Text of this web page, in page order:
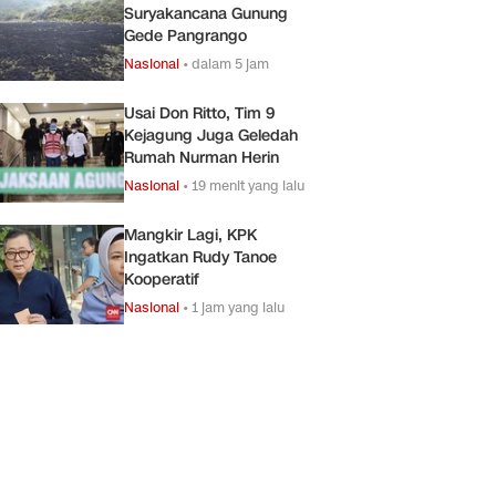
Suryakancana Gunung
Gede Pangrango
Nasional •dalam 5 jam
Usai Don Ritto, Tim 9
Kejagung Juga Geledah
Rumah Nurman Herin
Nasional •19 menit yang lalu
Mangkir Lagi, KPK
Ingatkan Rudy Tanoe
Kooperatif
Nasional •1 jam yang lalu